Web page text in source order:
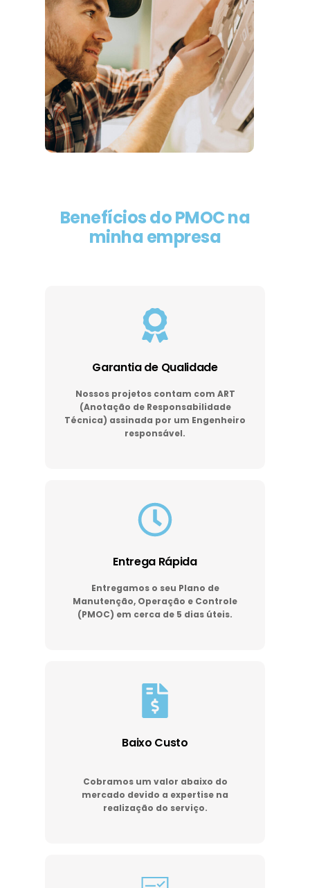
Benefícios do PMOC na
minha empresa
Garantia de Qualidade
Nossos projetos contam com ART
(Anotação de Responsabilidade
Técnica) assinada por um Engenheiro
responsável.
Entrega Rápida
Entregamos o seu Plano de
Manutenção, Operação e Controle
(PMOC) em cerca de 5 dias úteis.
Baixo Custo
Cobramos um valor abaixo do
mercado devido a expertise na
realização do serviço.